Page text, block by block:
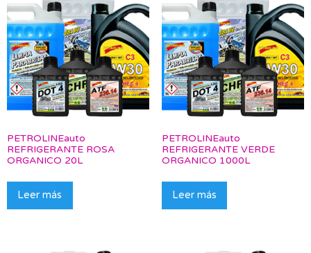
PETROLINEauto
REFRIGERANTE ROSA
ORGANICO 20L
Leer más
PETROLINEauto
REFRIGERANTE VERDE
ORGANICO 1000L
Leer más